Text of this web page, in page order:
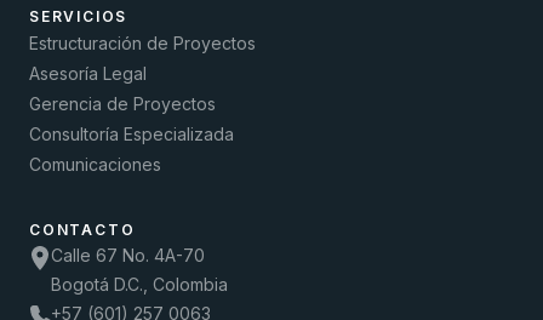
SERVICIOS
Estructuración de Proyectos
Asesoría Legal
Gerencia de Proyectos
Consultoría Especializada
Comunicaciones
CONTACTO
Calle 67 No. 4A-70
Bogotá D.C., Colombia
+57 (601) 257 0063